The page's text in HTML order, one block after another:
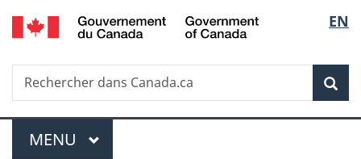
Passer
au
des
Passer
au
principal
Passer
à
Au
du
Passer
à
version
simplifiée
de
la
EN
Recherche
Rechercher
dans
Menu
MENU PRINCIPAL